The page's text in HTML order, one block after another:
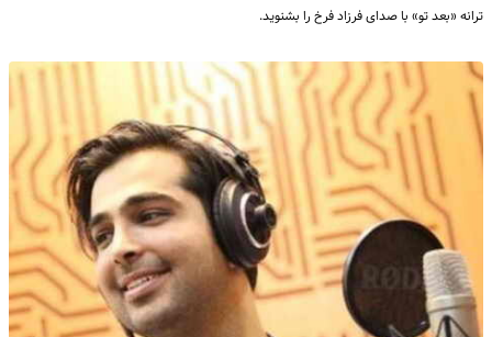
ترانه «بعد تو» با صدای فرزاد فرخ را بشنوید.